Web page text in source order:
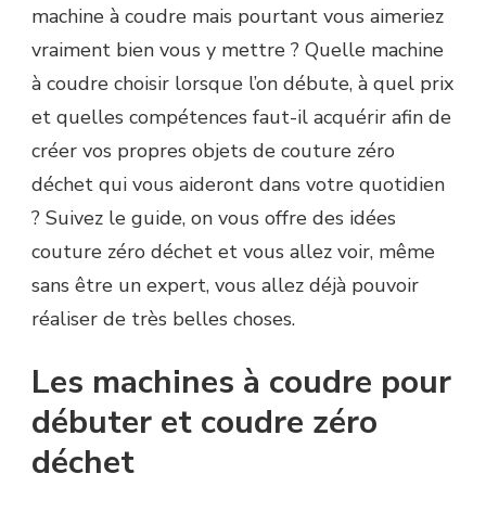
machine à coudre mais pourtant vous aimeriez
vraiment bien vous y mettre ? Quelle machine
à coudre choisir lorsque l’on débute, à quel prix
et quelles compétences faut-il acquérir afin de
créer vos propres objets de couture zéro
déchet qui vous aideront dans votre quotidien
? Suivez le guide, on vous offre des idées
couture zéro déchet et vous allez voir, même
sans être un expert, vous allez déjà pouvoir
réaliser de très belles choses.
Les machines à coudre pour
débuter et coudre zéro
déchet